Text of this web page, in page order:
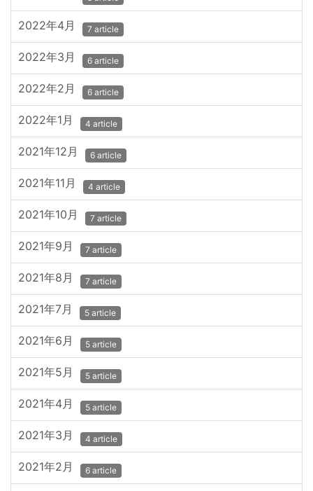
2022年4月 7 article
2022年3月 6 article
2022年2月 6 article
2022年1月 4 article
2021年12月 6 article
2021年11月 4 article
2021年10月 7 article
2021年9月 7 article
2021年8月 7 article
2021年7月 5 article
2021年6月 5 article
2021年5月 5 article
2021年4月 5 article
2021年3月 4 article
2021年2月 6 article